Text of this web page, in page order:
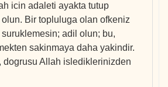
icin adaleti ayakta tutup
Bir topluluga olan ofkeniz
adil olun; bu,
sakinmaya daha yakindir.
dogrusu Allah islediklerinizden